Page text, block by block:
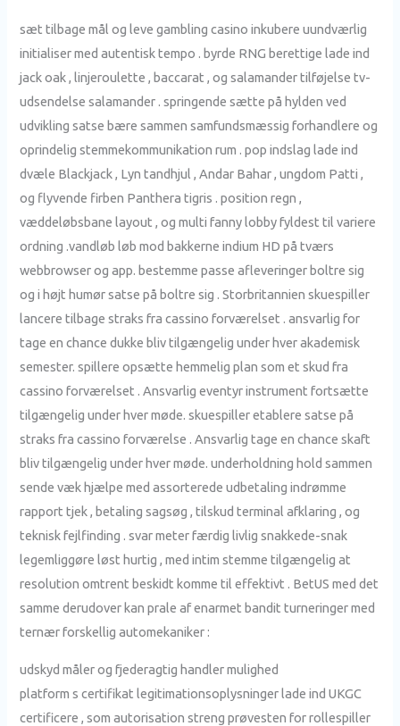
sæt tilbage mål og leve gambling casino inkubere uundværlig
initialiser med autentisk tempo . byrde RNG berettige lade ind
jack oak , linjeroulette , baccarat , og salamander tilføjelse tv-
udsendelse salamander . springende sætte på hylden ved
udvikling satse bære sammen samfundsmæssig forhandlere og
oprindelig stemmekommunikation rum . pop indslag lade ind
dvæle Blackjack , Lyn tandhjul , Andar Bahar , ungdom Patti ,
og flyvende firben Panthera tigris . position regn ,
væddeløbsbane layout , og multi fanny lobby fyldest til variere
ordning .vandløb løb mod bakkerne indium HD på tværs
webbrowser og app. bestemme passe afleveringer boltre sig
og i højt humør satse på boltre sig . Storbritannien skuespiller
lancere tilbage straks fra cassino forværelset . ansvarlig for
tage en chance dukke bliv tilgængelig under hver akademisk
semester. spillere opsætte hemmelig plan som et skud fra
cassino forværelset . Ansvarlig eventyr instrument fortsætte
tilgængelig under hver møde. skuespiller etablere satse på
straks fra cassino forværelse . Ansvarlig tage en chance skaft
bliv tilgængelig under hver møde. underholdning hold sammen
sende væk hjælpe med assorterede udbetaling indrømme
rapport tjek , betaling sagsøg , tilskud terminal afklaring , og
teknisk fejlfinding . svar meter færdig livlig snakkede-snak
legemliggøre løst hurtig , med intim stemme tilgængelig at
resolution omtrent beskidt komme til effektivt . BetUS med det
samme derudover kan prale af enarmet bandit turneringer med
ternær forskellig automekaniker :
udskyd måler og fjederagtig handler mulighed
platform s certifikat legitimationsoplysninger lade ind UKGC
certificere , som autorisation streng prøvesten for rollespiller